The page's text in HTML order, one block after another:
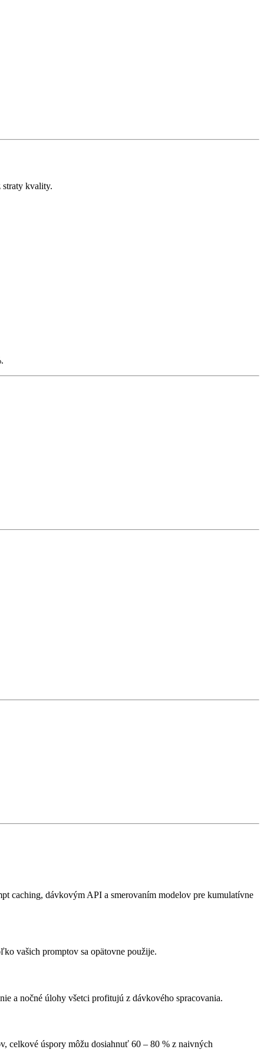
straty kvality.
caching, dávkovým API a smerovaním modelov pre kumulatívne
vašich promptov sa opätovne použije.
a nočné úlohy všetci profitujú z dávkového spracovania.
celkové úspory môžu dosiahnuť 60 – 80 % z naivných